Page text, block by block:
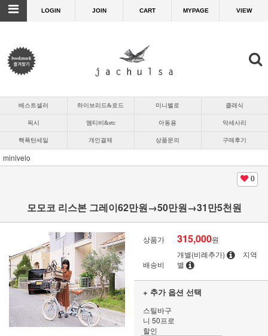
LOGIN JOIN CART MYPAGE VIEW
베스트셀러 하이브리드&로드 미니벨로 클래식
픽시 엠티비&etc 아동용 악세사리
핵폭탄세일 개인결제 상품문의 구매후기
minivelo
0
모모코 리스본 그레이62만원→50만원→31만5천원
상품가 315,000원
배송비
개별(비례추가)
지역
별
+ 추가 옵션 선택
스틸바구
니 50프로
할인